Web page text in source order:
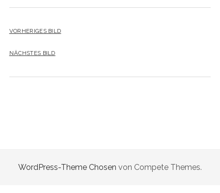
VORHERIGES BILD
NÄCHSTES BILD
WordPress-Theme Chosen von Compete Themes.